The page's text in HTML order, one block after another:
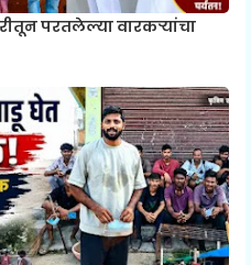
परतलेल्या वारकऱ्यांचा